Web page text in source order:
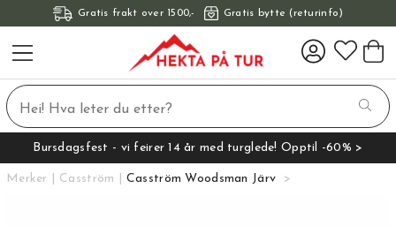
Gratis frakt over 1500,- Gratis bytte (returinfo)
Bursdagsfest - vi feirer 14 år med turglede! Opptil -60% >
Merker Casström Casström Woodsman Järv